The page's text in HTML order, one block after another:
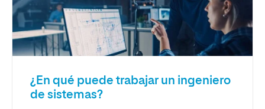
¿En qué puede trabajar un ingeniero
de sistemas?